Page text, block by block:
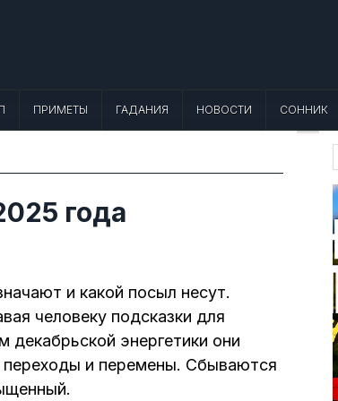
календарь, Приметы, Что
ПРИМЕТЫ ГАДАНИЯ НОВОСТИ СОННИК
года
и какой посыл несут.
человеку подсказки для
энергетики они
и перемены. Сбываются